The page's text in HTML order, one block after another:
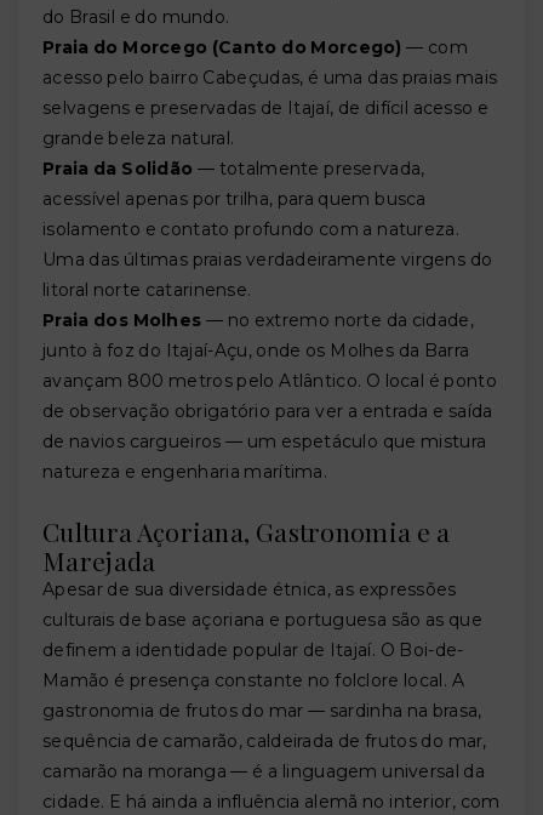
do Brasil e do mundo.
Praia do Morcego (Canto do Morcego) — com
acesso pelo bairro Cabeçudas, é uma das praias mais
selvagens e preservadas de Itajaí, de difícil acesso e
grande beleza natural.
Praia da Solidão — totalmente preservada,
acessível apenas por trilha, para quem busca
isolamento e contato profundo com a natureza.
Uma das últimas praias verdadeiramente virgens do
litoral norte catarinense.
Praia dos Molhes — no extremo norte da cidade,
junto à foz do Itajaí-Açu, onde os Molhes da Barra
avançam 800 metros pelo Atlântico. O local é ponto
de observação obrigatório para ver a entrada e saída
de navios cargueiros — um espetáculo que mistura
natureza e engenharia marítima.
Cultura Açoriana, Gastronomia e a
Marejada
Apesar de sua diversidade étnica, as expressões
culturais de base açoriana e portuguesa são as que
definem a identidade popular de Itajaí. O Boi-de-
Mamão é presença constante no folclore local. A
gastronomia de frutos do mar — sardinha na brasa,
sequência de camarão, caldeirada de frutos do mar,
camarão na moranga — é a linguagem universal da
cidade. E há ainda a influência alemã no interior, com